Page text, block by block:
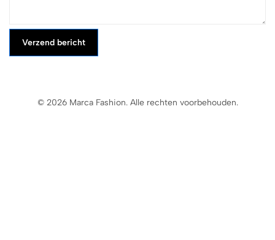
Verzend bericht
© 2026 Marca Fashion. Alle rechten voorbehouden.